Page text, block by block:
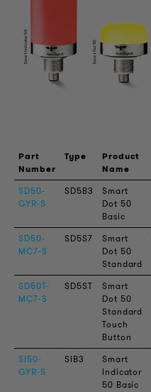
Part
Number
Type
Product
Name
SD50-
GYR-S
SD5B3
Smart
Dot 50
Basic
SD50-
MC7-S
SD5S7
Smart
Dot 50
Standard
SD50T-
MC7-S
SD5ST
Smart
Dot 50
Standard
Touch
Button
SI50-
GYR-S
SIB3
Smart
Indicator
50 Basic